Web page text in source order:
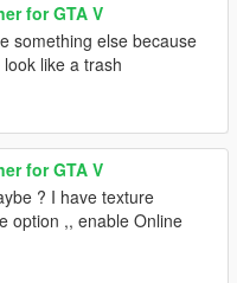
for GTA V
something else because
like a trash
for GTA V
? I have texture
option ,, enable Online